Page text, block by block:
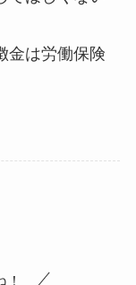
金は労働保険